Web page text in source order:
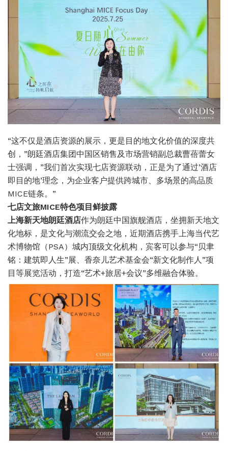
“这不仅是酒店资源的展示，更是目的地文化价值的深度共
创，”朗廷酒店集团中国区销售及市场营销副总裁曹蓓蕾女
士强调，”我们首次实现七店资源联动，正是为了通过’酒店
即目的地’理念，为企业客户提供跨城市、多场景的高品质
MICE链条。”
七店文旅MICE特色项目鲜披露
上海新天地朗廷酒店作为朗廷中国旗舰酒店，坐拥新天地文
化地标，是文化与潮流交会之地，近期酒店携手上海当代艺
术博物馆 （PSA）城内顶级文化机构，宾客可以参与“贝聿
铭：建筑即人生”展、香奈儿艺术基金会“新文化制作人”项
目等展览活动，打造“艺术+旅居+会议”多维融合体验。